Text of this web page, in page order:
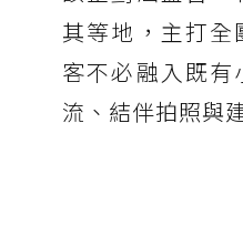
其等地，主打
客不必融入既有
流、結伴拍照與